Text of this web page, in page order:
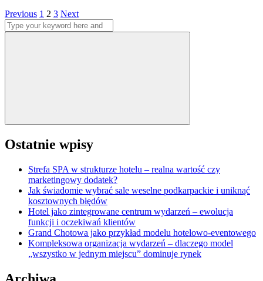
Stronicowanie
wpisów
Previous Page
1 Page
2 Page
3 Next
Search
for:
Ostatnie wpisy
Strefa SPA w strukturze hotelu – realna wartość czy
marketingowy dodatek?
Jak świadomie wybrać sale weselne podkarpackie i uniknąć
kosztownych błędów
Hotel jako zintegrowane centrum wydarzeń – ewolucja
funkcji i oczekiwań klientów
Grand Chotowa jako przykład modelu hotelowo-eventowego
Kompleksowa organizacja wydarzeń – dlaczego model
„wszystko w jednym miejscu” dominuje rynek